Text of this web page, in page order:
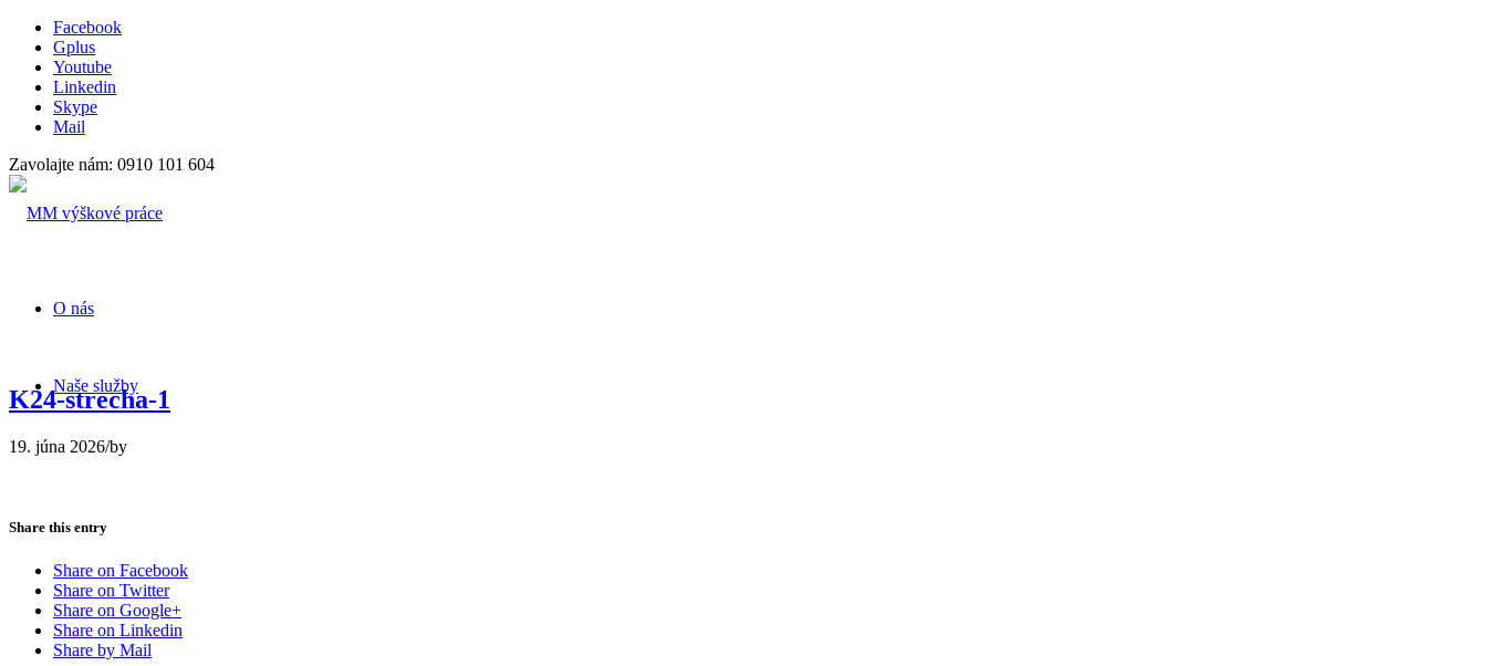
Facebook
Gplus
Youtube
Linkedin
Skype
Mail
Zavolajte nám: 0910 101 604
O nás
Naše služby
K24-strecha-1
19. júna 2026/by
Share this entry
Share on Facebook
Share on Twitter
Share on Google+
Share on Linkedin
Share by Mail